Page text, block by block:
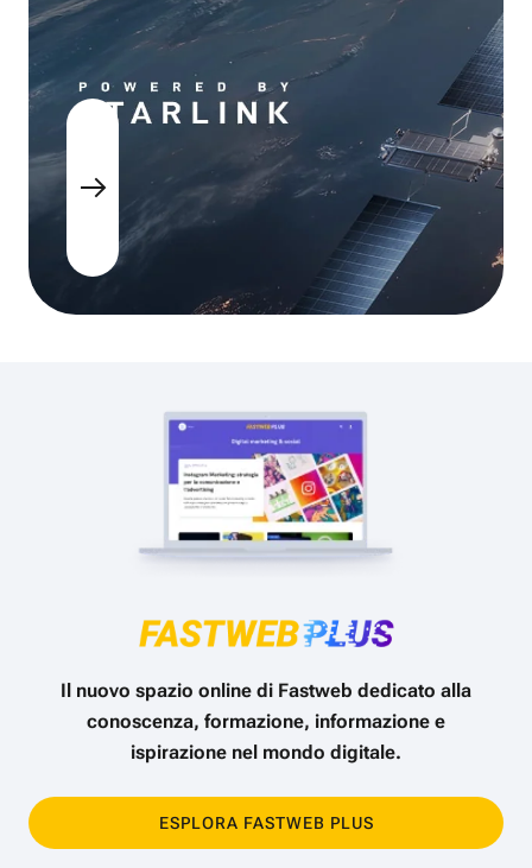
Il nuovo spazio online di Fastweb dedicato alla
conoscenza, formazione, informazione e
ispirazione nel mondo digitale.
ESPLORA FASTWEB PLUS